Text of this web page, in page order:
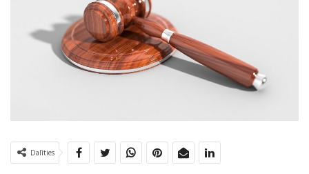
Dalīties